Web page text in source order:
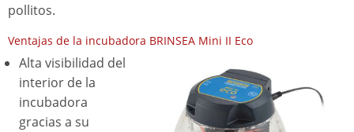
pollitos.
Ventajas de la incubadora BRINSEA Mini II Eco
Alta visibilidad del
interior de la
incubadora
gracias a su